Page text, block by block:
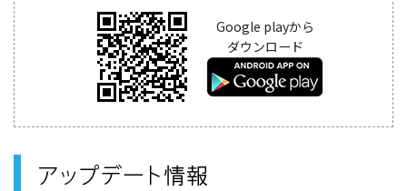
Google playから
ダウンロード